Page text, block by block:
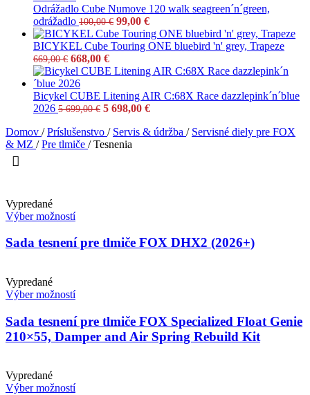
Odrážadlo Cube Numove 120 walk seagreen´n´green,
odrážadlo 100,00€ 99,00 €
BICYKEL Cube Touring ONE bluebird 'n' grey, Trapeze
669,00€ 668,00 €
Bicykel CUBE Litening AIR C:68X Race dazzlepink´n´blue
2026 5 699,00€ 5 698,00 €
Domov / Príslušenstvo / Servis & údržba / Servisné diely pre FOX
& MZ / Pre tlmiče / Tesnenia
Vypredané
Výber možností
Sada tesnení pre tlmiče FOX DHX2 (2026+)
Vypredané
Výber možností
Sada tesnení pre tlmiče FOX Specialized Float Genie
210×55, Damper and Air Spring Rebuild Kit
Vypredané
Výber možností